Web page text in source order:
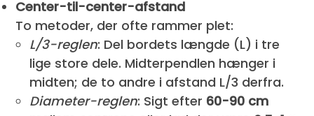
Center-til-center-afstand
To metoder, der ofte rammer plet:
L/3-reglen: Del bordets længde (L) i tre
lige store dele. Midterpendlen hænger i
midten; de to andre i afstand L/3 derfra.
Diameter-reglen: Sigt efter 60-90 cm